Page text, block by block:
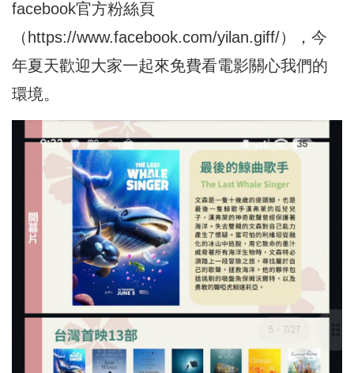
facebook官方粉絲頁
（https://www.facebook.com/yilan.giff/），今
年夏天歡迎大家一起來免費看電影關心我們的
環境。